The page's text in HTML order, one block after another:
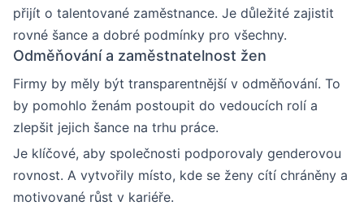
přijít o talentované zaměstnance. Je důležité zajistit
rovné šance a dobré podmínky pro všechny.
Odměňování a zaměstnatelnost žen
Firmy by měly být transparentnější v odměňování. To
by pomohlo ženám postoupit do vedoucích rolí a
zlepšit jejich šance na trhu práce.
Je klíčové, aby společnosti podporovaly genderovou
rovnost. A vytvořily místo, kde se ženy cítí chráněny a
motivované růst v kariéře.